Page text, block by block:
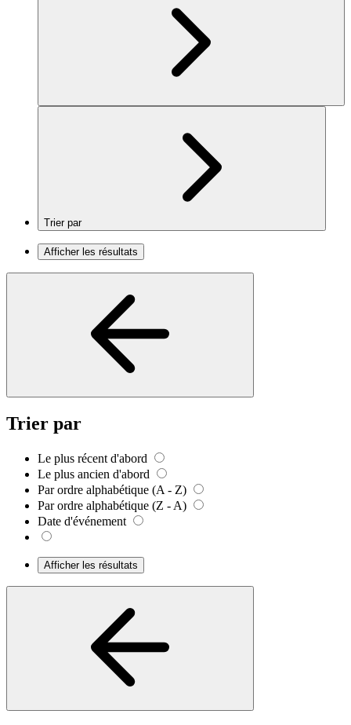
Trier par
Afficher les résultats
Trier par
Le plus récent d'abord
Le plus ancien d'abord
Par ordre alphabétique (A - Z)
Par ordre alphabétique (Z - A)
Date d'événement
Afficher les résultats